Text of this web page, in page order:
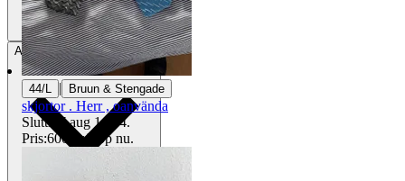
AvhämtningSolna, Sverige
44/L | Bruun & Stengade
skjortor . Herr , oanvända
Sluttid
7 aug 14:44.
Pris:600 kr,Köp nu.